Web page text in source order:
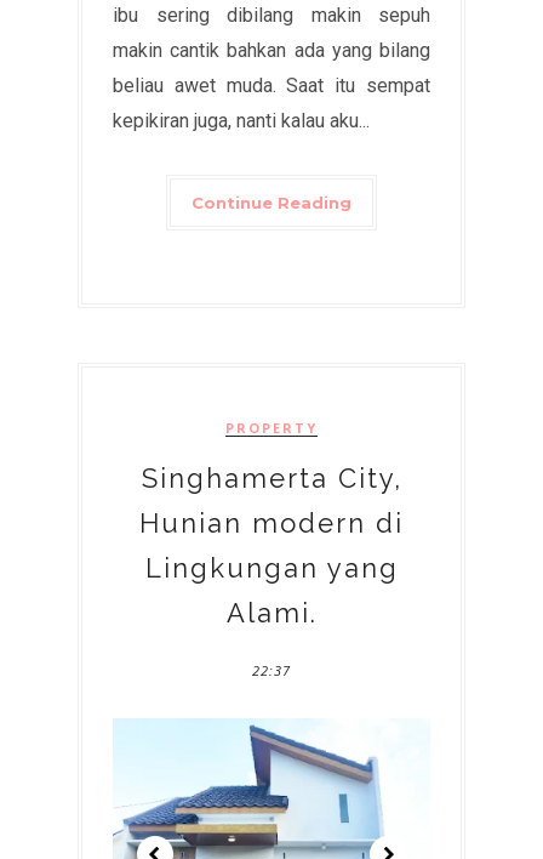
ibu sering dibilang makin sepuh
makin cantik bahkan ada yang bilang
beliau awet muda. Saat itu sempat
kepikiran juga, nanti kalau aku...
Continue Reading
PROPERTY
Singhamerta City,
Hunian modern di
Lingkungan yang
Alami.
22:37